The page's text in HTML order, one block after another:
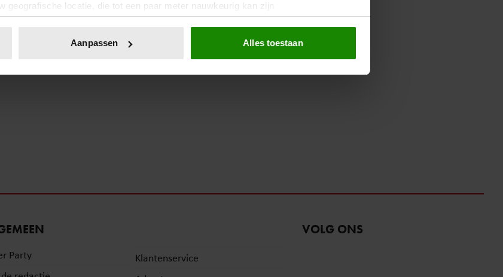
geografische locatie, die tot een paar meter nauwkeurig kan zijn
het actief te scannen op specifieke eigenschappen (fingerprinting)
intrekken in de Cookieverklaring.
te personaliseren, om functies voor social media te bieden en om ons
we informatie over uw gebruik van onze site met onze partners voor social
Aanpassen Alles toestaan
Party
Klantenservice
VOLG ONS